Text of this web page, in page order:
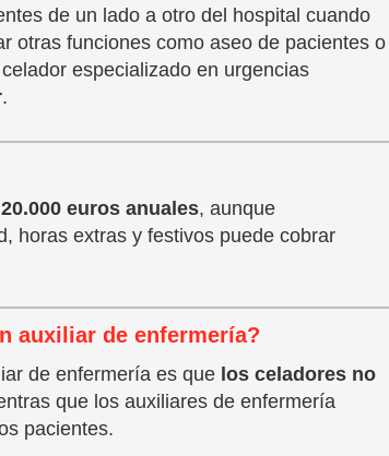
de un lado a otro del hospital cuando
otras funciones como aseo de pacientes o
especializado en urgencias
.
euros anuales, aunque
horas extras y festivos puede cobrar
auxiliar de enfermería?
de enfermería es que los celadores no
que los auxiliares de enfermería
pacientes.